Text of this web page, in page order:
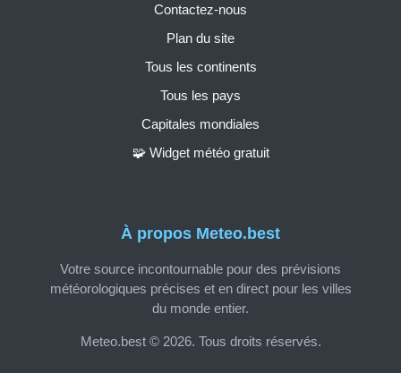
À propos Meteo.best
Votre source incontournable pour des prévisions
météorologiques précises et en direct pour les villes
du monde entier.
Meteo.best © 2026. Tous droits réservés.
Contactez-nous
Plan du site
Tous les continents
Tous les pays
Capitales mondiales
🧩 Widget météo gratuit